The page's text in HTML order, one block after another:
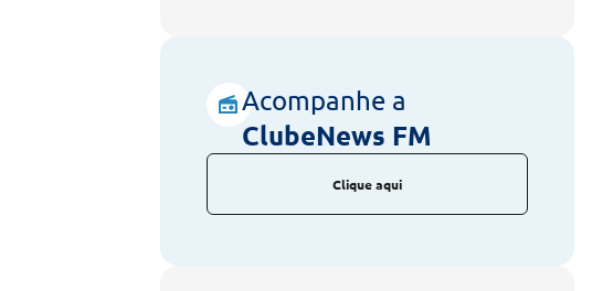
Acompanhe a
ClubeNews FM
Clique aqui